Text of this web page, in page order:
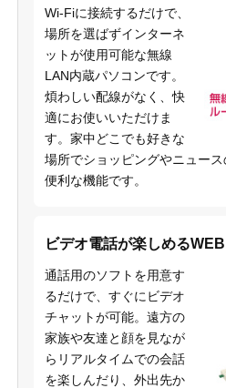
Wi-Fiに接続するだけで、
場所を選ばずインターネ
ットが使用可能な無線
LAN内蔵パソコンです。
煩わしい配線がなく、快
適にお使いいただけま
す。家中どこでも好きな
場所でショッピングやニュース
便利な機能です。
ビデオ電話が楽しめる
通話用のソフトを用意す
るだけで、すぐにビデオ
チャットが可能。遠方の
家族や友達と顔を見なが
らリアルタイムでの会話
を楽しんだり、外出先か